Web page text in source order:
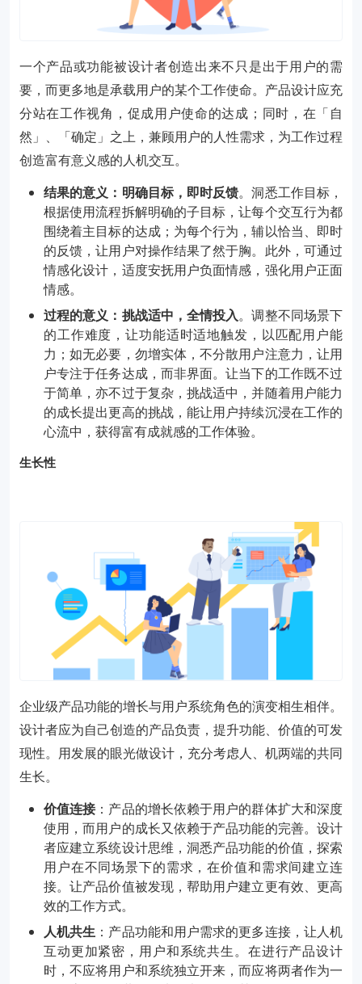
一个产品或功能被设计者创造出来不只是出于用户的需
要，而更多地是承载用户的某个工作使命。产品设计应充
分站在工作视角，促成用户使命的达成；同时，在「自
然」、「确定」之上，兼顾用户的人性需求，为工作过程
创造富有意义感的人机交互。
结果的意义：明确目标，即时反馈。洞悉工作目标，
根据使用流程拆解明确的子目标，让每个交互行为都
围绕着主目标的达成；为每个行为，辅以恰当、即时
的反馈，让用户对操作结果了然于胸。此外，可通过
情感化设计，适度安抚用户负面情感，强化用户正面
情感。
过程的意义：挑战适中，全情投入。调整不同场景下
的工作难度，让功能适时适地触发，以匹配用户能
力；如无必要，勿增实体，不分散用户注意力，让用
户专注于任务达成，而非界面。让当下的工作既不过
于简单，亦不过于复杂，挑战适中，并随着用户能力
的成长提出更高的挑战，能让用户持续沉浸在工作的
心流中，获得富有成就感的工作体验。
生长性
企业级产品功能的增长与用户系统角色的演变相生相伴。
设计者应为自己创造的产品负责，提升功能、价值的可发
现性。用发展的眼光做设计，充分考虑人、机两端的共同
生长。
价值连接：产品的增长依赖于用户的群体扩大和深度
使用，而用户的成长又依赖于产品功能的完善。设计
者应建立系统设计思维，洞悉产品功能的价值，探索
用户在不同场景下的需求，在价值和需求间建立连
接。让产品价值被发现，帮助用户建立更有效、更高
效的工作方式。
人机共生 ：产品功能和用户需求的更多连接，让人机
互动更加紧密，用户和系统共生。在进行产品设计
时，不应将用户和系统独立开来，而应将两者作为一